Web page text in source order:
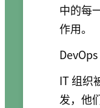
中的每
作用。
IT 组织
发，他